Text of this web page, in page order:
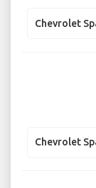
Chevrolet
Chevrolet